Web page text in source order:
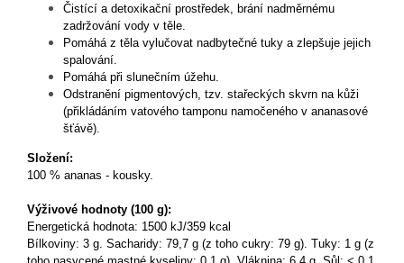
Čistící a detoxikační prostředek, brání nadměrnému
zadržování vody v těle.
Pomáhá z těla vylučovat nadbytečné tuky a zlepšuje jejich
spalování.
Pomáhá při slunečním úžehu.
Odstranění pigmentových, tzv. stařeckých skvrn na kůži
(přikládáním vatového tamponu namočeného v ananasové
šťávě).
Složení:
100 % ananas - kousky.
Výživové hodnoty (100 g):
Energetická hodnota: 1500 kJ/359 kcal
Bílkoviny: 3 g. Sacharidy: 79,7 g (z toho cukry: 79 g). Tuky: 1 g (z